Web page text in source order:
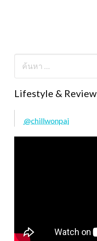
Lifestyle & Review
@chillwonpai